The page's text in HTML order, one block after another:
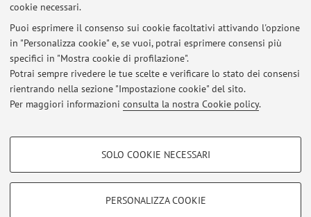
cookie necessari.
Puoi esprimere il consenso sui cookie facoltativi attivando l'opzione
in "Personalizza cookie" e, se vuoi, potrai esprimere consensi più
specifici in "Mostra cookie di profilazione".
Potrai sempre rivedere le tue scelte e verificare lo stato dei consensi
rientrando nella sezione "Impostazione cookie" del sito.
Per maggiori informazioni consulta la nostra Cookie policy.
COOKIE DI PROFILAZIONE - FACOLTATIVI
SOLO COOKIE NECESSARI
PERSONALIZZA COOKIE
Avviso per studenti in debito d'esame dei corsi di Statistica
Aziendale non più attivi
Pubblicato il: 20 settembre 2016
Modalità d'esame per i corsi di Statistica Aziendale disattivati
Pubblicato il: 26 giugno 2012
Area riservata
Accedi tramiteloginper gestire tutti i contenuti del sito.